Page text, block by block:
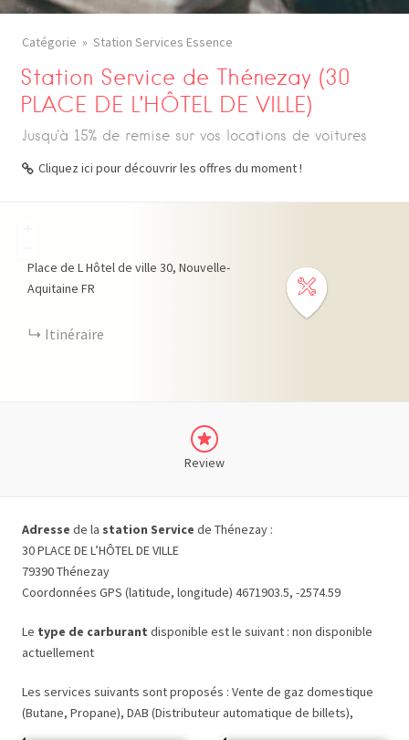
Catégorie Station Services Essence
Station Service de Thénezay (30
PLACE DE L’HÔTEL DE VILLE)
Jusqu'à 15% de remise sur vos locations de voitures
Cliquez ici pour découvrir les offres du moment !
Place de L Hôtel de ville 30 Nouvelle-
Aquitaine FR
Itinéraire
Review
Adresse de la station Service de Thénezay :
30 PLACE DE L’HÔTEL DE VILLE
79390 Thénezay
Coordonnées GPS (latitude, longitude) 4671903.5, -2574.59
Le type de carburant disponible est le suivant : non disponible
actuellement
Les services suivants sont proposés : Vente de gaz domestique
(Butane, Propane), DAB (Distributeur automatique de billets),